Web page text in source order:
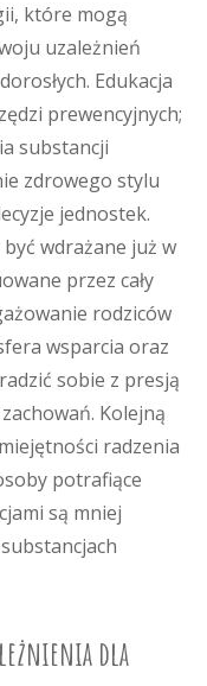
które mogą
uzależnień
Edukacja
prewencyjnych;
substancji
zdrowego stylu
jednostek.
wdrażane już w
przez cały
rodziców
wsparcia oraz
sobie z presją
Kolejną
radzenia
potrafiące
są mniej
dla